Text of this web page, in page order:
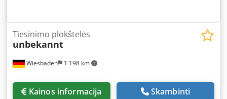
Wiesbaden 1 198 km
Tiesinimo plokštelės
unbekannt
Kainos informacija Skambinti